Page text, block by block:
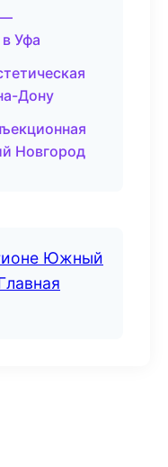
—
Уфа
Дону
Новгород
Южный